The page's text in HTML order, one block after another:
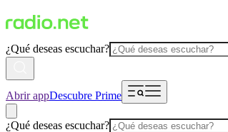
¿Qué deseas escuchar?
Abrir appDescubre Prime
¿Qué deseas escuchar?